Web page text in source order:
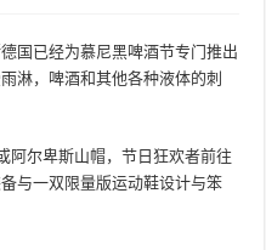
国已经为慕尼黑啤酒节专门推出
淋，啤酒和其他各种液体的刺
阿尔卑斯山帽，节日狂欢者前往
与一双限量版运动鞋设计与笨